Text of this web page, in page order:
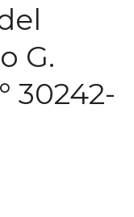
G.
30242-